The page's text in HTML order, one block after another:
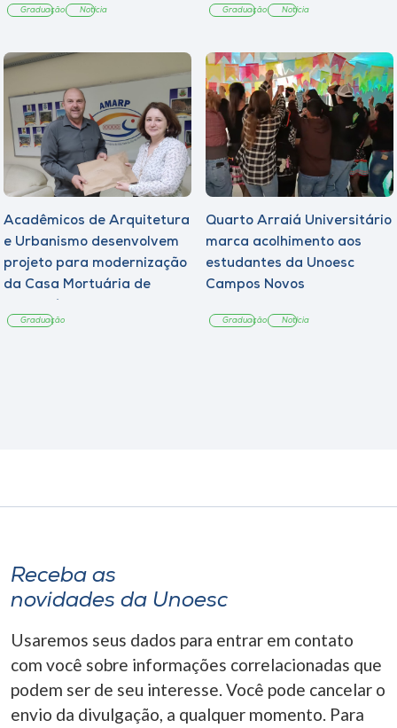
Graduação Notícia Graduação Notícia
Acadêmicos de Arquitetura
e Urbanismo desenvolvem
projeto para modernização
da Casa Mortuária de
Graduação
Quarto Arraiá Universitário
marca acolhimento aos
estudantes da Unoesc
Campos Novos
Graduação Notícia
Receba as
novidades da Unoesc
Usaremos seus dados para entrar em contato
com você sobre informações correlacionadas que
podem ser de seu interesse. Você pode cancelar o
envio da divulgação, a qualquer momento. Para